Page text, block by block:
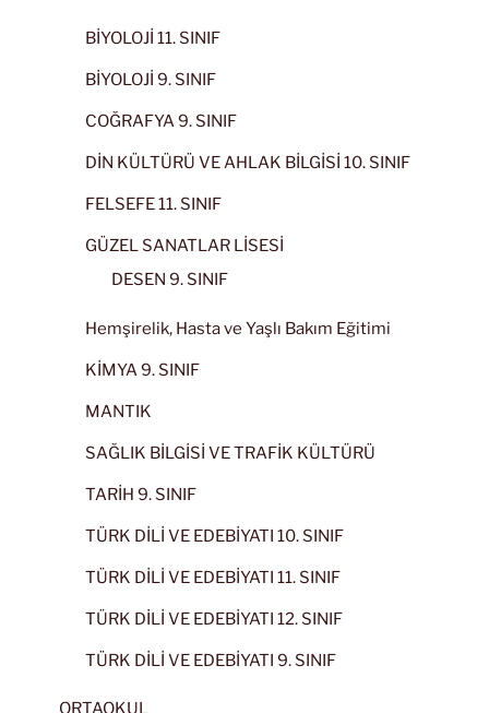
BİYOLOJİ 11. SINIF
BİYOLOJİ 9. SINIF
COĞRAFYA 9. SINIF
DİN KÜLTÜRÜ VE AHLAK BİLGİSİ 10. SINIF
FELSEFE 11. SINIF
GÜZEL SANATLAR LİSESİ
DESEN 9. SINIF
Hemşirelik, Hasta ve Yaşlı Bakım Eğitimi
KİMYA 9. SINIF
MANTIK
SAĞLIK BİLGİSİ VE TRAFİK KÜLTÜRÜ
TARİH 9. SINIF
TÜRK DİLİ VE EDEBİYATI 10. SINIF
TÜRK DİLİ VE EDEBİYATI 11. SINIF
TÜRK DİLİ VE EDEBİYATI 12. SINIF
TÜRK DİLİ VE EDEBİYATI 9. SINIF
ORTAOKUL